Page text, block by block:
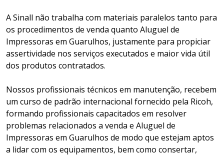
A Sinall não trabalha com materiais paralelos tanto para
os procedimentos de venda quanto Aluguel de
Impressoras em Guarulhos, justamente para propiciar
assertividade nos serviços executados e maior vida útil
dos produtos contratados.
Nossos profissionais técnicos em manutenção, recebem
um curso de padrão internacional fornecido pela Ricoh,
formando profissionais capacitados em resolver
problemas relacionados a venda e Aluguel de
Impressoras em Guarulhos de modo que estejam aptos
a lidar com os equipamentos, bem como consertar,